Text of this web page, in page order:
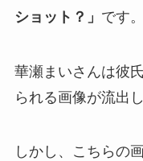
ショット？」 です。
華瀬まいさんは彼
られる画像が流出
しかし、こちらの